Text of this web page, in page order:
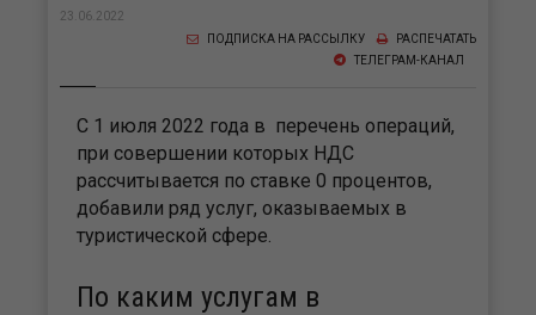
23.06.2022
РАСПЕЧАТАТЬ
ПОДПИСКА НА РАССЫЛКУ
ТЕЛЕГРАМ-КАНАЛ
С 1 июля 2022 года в перечень операций,
при совершении которых НДС
рассчитывается по ставке 0 процентов,
добавили ряд услуг, оказываемых в
туристической сфере.
По каким услугам в